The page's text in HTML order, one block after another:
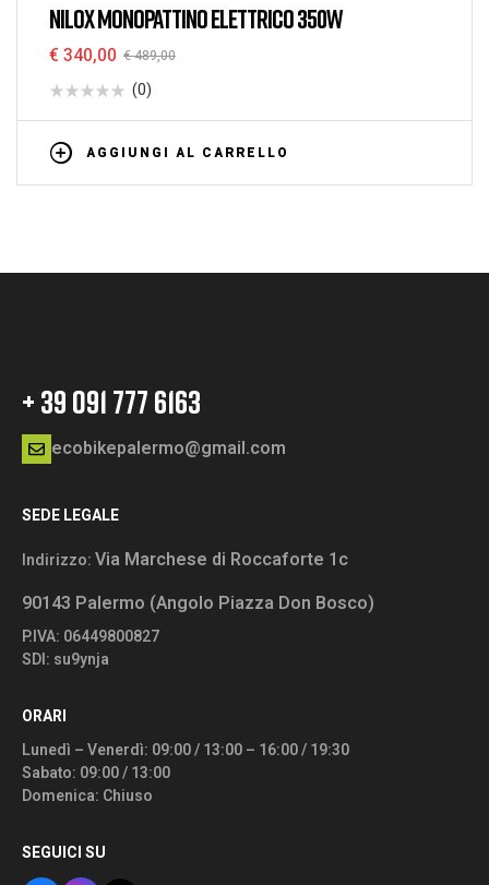
NILOX MONOPATTINO ELETTRICO 350W
€489,00
€ 340,00
(0)
AGGIUNGI AL CARRELLO
+ 39 091 777 6163
ecobikepalermo@gmail.com
SEDE LEGALE
Indirizzo:Via Marchese di Roccaforte 1c
90143 Palermo (Angolo Piazza Don Bosco)
P.IVA: 06449800827
SDI: su9ynja
ORARI
Lunedì – Venerdì: 09:00 / 13:00 – 16:00 / 19:30
Sabato: 09:00 / 13:00
Domenica: Chiuso
SEGUICI SU